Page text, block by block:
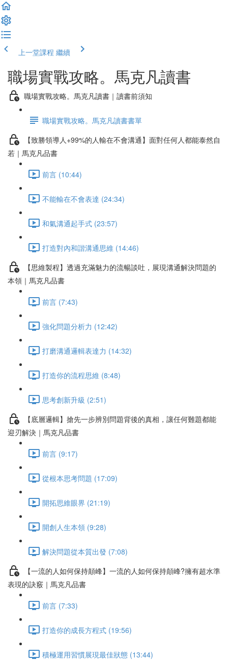
上一堂課程 繼續
職場實戰攻略。馬克凡讀書
職場實戰攻略。馬克凡讀書｜讀書前須知
職場實戰攻略。馬克凡讀書書單
【致勝領導人+99%的人輸在不會溝通】面對任何人都能泰然自
若｜馬克凡品書
前言 (10:44)
不能輸在不會表達 (24:34)
和氣溝通起手式 (23:57)
打造對內和諧溝通思維 (14:46)
【思維製程】透過充滿魅力的流暢談吐，展現溝通解決問題的
本領｜馬克凡品書
前言 (7:43)
強化問題分析力 (12:42)
打磨溝通邏輯表達力 (14:32)
打造你的流程思維 (8:48)
思考創新升級 (2:51)
【底層邏輯】搶先一步辨別問題背後的真相，讓任何難題都能
迎刃解決｜馬克凡品書
前言 (9:17)
從根本思考問題 (17:09)
開拓思維眼界 (21:19)
開創人生本領 (9:28)
解決問題從本質出發 (7:08)
【一流的人如何保持顛峰】一流的人如何保持顛峰?擁有超水準
表現的訣竅｜馬克凡品書
前言 (7:33)
打造你的成長方程式 (19:56)
積極運用習慣展現最佳狀態 (13:44)